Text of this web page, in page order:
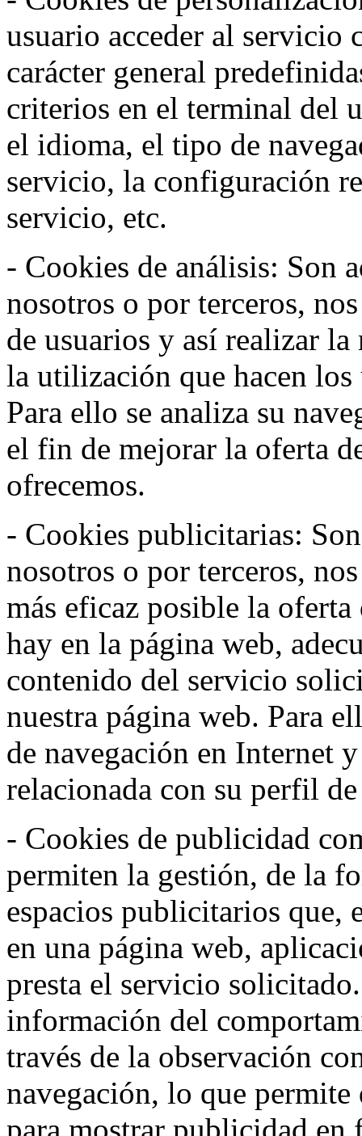
usuario acceder al servicio
carácter general
criterios en el terminal del
el idioma, el tipo de
servicio, la configuración
servicio, etc.
- Cookies de análisis: Son
nosotros o por terceros,
de usuarios y así realizar
la utilización que hacen
Para ello se analiza su
el fin de mejorar la oferta
ofrecemos.
- Cookies publicitarias:
nosotros o por terceros,
más eficaz posible la
hay en la página web,
contenido del servicio
nuestra página web. Para
de navegación en Internet
relacionada con su perfil
- Cookies de publicidad
permiten la gestión, de la
espacios publicitarios que,
en una página web,
presta el servicio
información del
través de la observación
navegación, lo que